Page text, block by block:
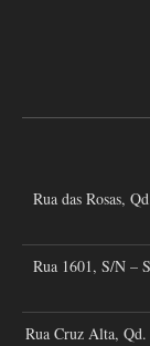
Rua das Rosas,
Rua 1601, S/N –
Rua Cruz Alta,